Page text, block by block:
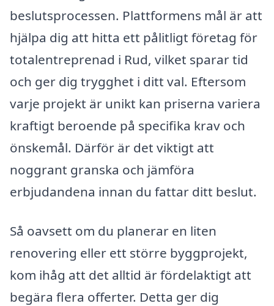
beslutsprocessen. Plattformens mål är att
hjälpa dig att hitta ett pålitligt företag för
totalentreprenad i Rud, vilket sparar tid
och ger dig trygghet i ditt val. Eftersom
varje projekt är unikt kan priserna variera
kraftigt beroende på specifika krav och
önskemål. Därför är det viktigt att
noggrant granska och jämföra
erbjudandena innan du fattar ditt beslut.
Så oavsett om du planerar en liten
renovering eller ett större byggprojekt,
kom ihåg att det alltid är fördelaktigt att
begära flera offerter. Detta ger dig